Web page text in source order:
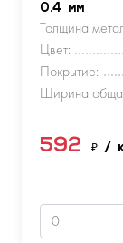
0.4 мм
Толщина
Цвет:
Покрытие:
Ширина
592 ₽ /